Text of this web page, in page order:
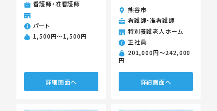
看護師・准看護師
パート
1,500円〜1,500円
詳細画面へ
熊谷市
看護師・准看護師
特別養護老人ホーム
正社員
201,000円〜242,000
円
詳細画面へ